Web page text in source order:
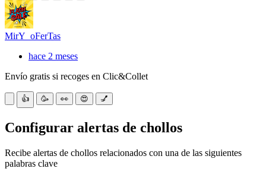
MirY_oFerTas
hace 2 meses
Envío gratis si recoges en Clic&Collet
👍 🥳 👀 😍 💅
Configurar alertas de chollos
Recibe alertas de chollos relacionados con una de las siguientes
palabras clave